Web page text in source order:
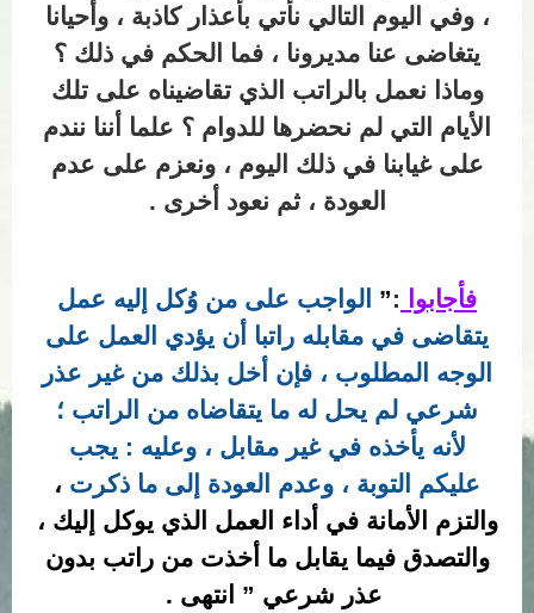
، وفي اليوم التالي نأتي بأعذار كاذبة ، وأحيانا
يتغاضى عنا مديرونا ، فما الحكم في ذلك ؟
وماذا نعمل بالراتب الذي تقاضيناه على تلك
الأيام التي لم نحضرها للدوام ؟ علما أننا نندم
على غيابنا في ذلك اليوم ، ونعزم على عدم
العودة ، ثم نعود أخرى .
فأجابوا :
” الواجب على من وُكل إليه عمل
يتقاضى في مقابله راتبا أن يؤدي العمل على
الوجه المطلوب ، فإن أخل بذلك من غير عذر
شرعي لم يحل له ما يتقاضاه من الراتب ؛
لأنه يأخذه في غير مقابل ، وعليه : يجب
عليكم التوبة ، وعدم العودة إلى ما ذكرت ،
والتزم الأمانة في أداء العمل الذي يوكل إليك ،
والتصدق فيما يقابل ما أخذت من راتب بدون
عذر شرعي ” انتهى .